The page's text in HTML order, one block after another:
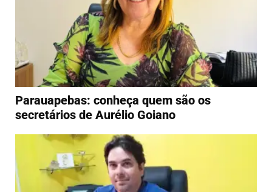
Parauapebas: conheça quem são os
secretários de Aurélio Goiano